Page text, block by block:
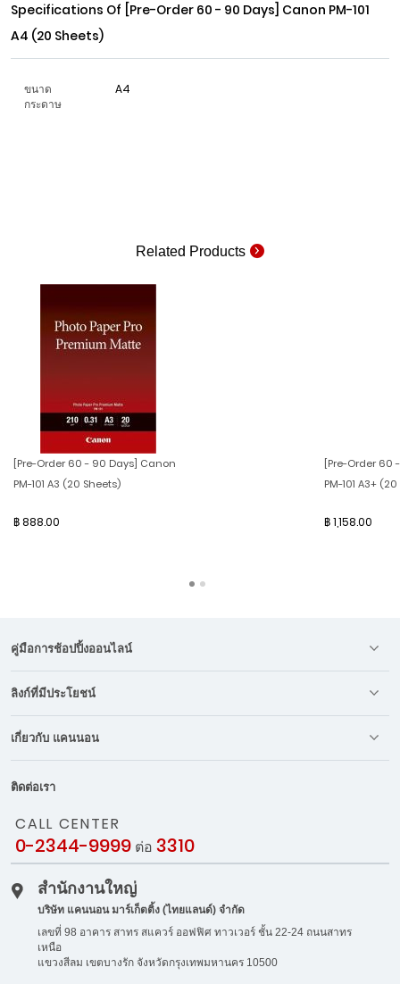
Specifications Of [Pre-Order 60 - 90 Days] Canon PM-101
A4 (20 Sheets)
ขนาด
กระดาษ
A4
Related Products
[Pre-Order 60 - 90 Days] Canon
PM-101 A3 (20 Sheets)
฿ 888.00
[Pre-Order 60
PM-101 A3+
฿ 1,158.00
คู่มือการช้อปปิ้งออนไลน์
ลิงก์ที่มีประโยชน์
เกี่ยวกับ แคนนอน
ติดต่อเรา
CALL CENTER
0-2344-9999 ต่อ 3310
สำนักงานใหญ่
บริษัท แคนนอน มาร์เก็ตติ้ง (ไทยแลนด์) จำกัด
เลขที่ 98 อาคาร สาทร สแควร์ ออฟฟิศ ทาวเวอร์ ชั้น 22-24 ถนนสาทร
เหนือ
แขวงสีลม เขตบางรัก จังหวัดกรุงเทพมหานคร 10500